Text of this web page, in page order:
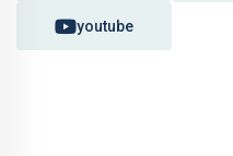
youtube